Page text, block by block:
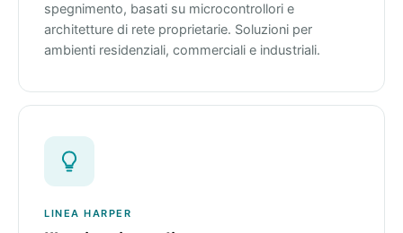
spegnimento, basati su microcontrollori e
architetture di rete proprietarie. Soluzioni per
ambienti residenziali, commerciali e industriali.
LINEA HARPER